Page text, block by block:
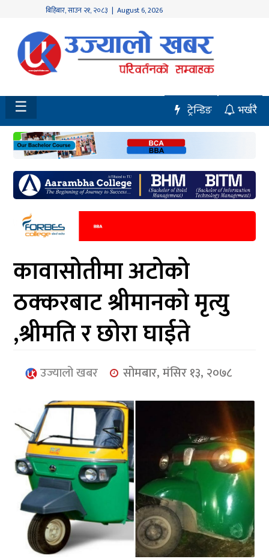
बिहिबार,साउन २१, २०८३ | August 6, 2026
होमपेज
नवलपुर
विशेष
मध्य
नेपाल
चितवन
सेरोफेरो
समाचार
आर्थिक
मनोरञ्जन
खेलकुद
प्रबास
युनिकोड
☰ भर्खरै
ट्रेन्डिङ
कावासोतीमा अटोको
ठक्करबाट श्रीमानकाे मृत्यु
,श्रीमति र छोरा घाईते
उज्यालो खबर सोमबार, मंसिर १३, २०७८